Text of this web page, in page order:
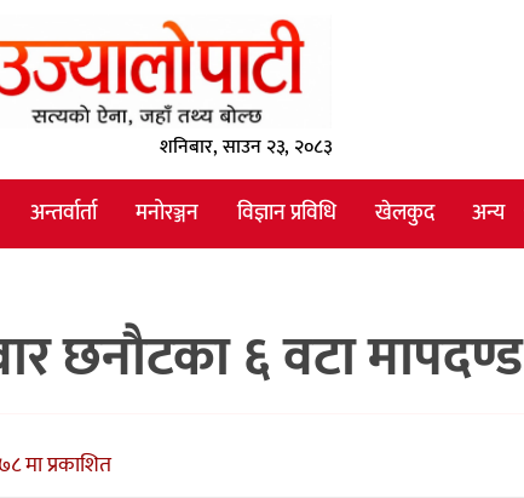
शनिबार, साउन २३, २०८३
अन्तर्वार्ता मनोरञ्जन विज्ञान प्रविधि खेलकुद अन्य
छनौटका ६ वटा मापदण्ड
मा प्रकाशित